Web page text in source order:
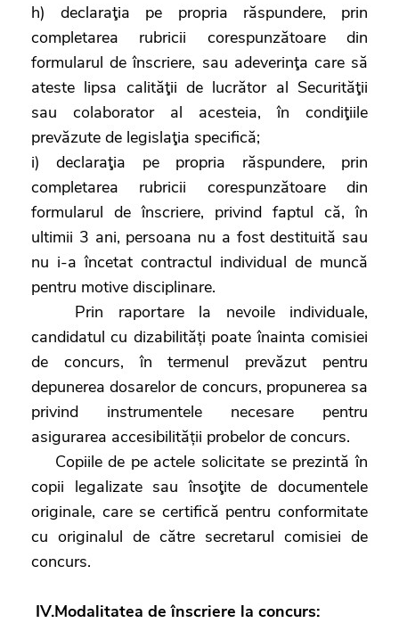
h) declaraţia pe propria răspundere, prin
completarea rubricii corespunzătoare din
formularul de înscriere, sau adeverinţa care să
ateste lipsa calităţii de lucrător al Securităţii
sau colaborator al acesteia, în condiţiile
prevăzute de legislaţia specifică;
i) declaraţia pe propria răspundere, prin
completarea rubricii corespunzătoare din
formularul de înscriere, privind faptul că, în
ultimii 3 ani, persoana nu a fost destituită sau
nu i-a încetat contractul individual de muncă
pentru motive disciplinare.
Prin raportare la nevoile individuale,
candidatul cu dizabilități poate înainta comisiei
de concurs, în termenul prevăzut pentru
depunerea dosarelor de concurs, propunerea sa
privind instrumentele necesare pentru
asigurarea accesibilității probelor de concurs.
Copiile de pe actele solicitate se prezintă în
copii legalizate sau însoţite de documentele
originale, care se certifică pentru conformitate
cu originalul de către secretarul comisiei de
concurs.
IV.Modalitatea de înscriere la concurs: